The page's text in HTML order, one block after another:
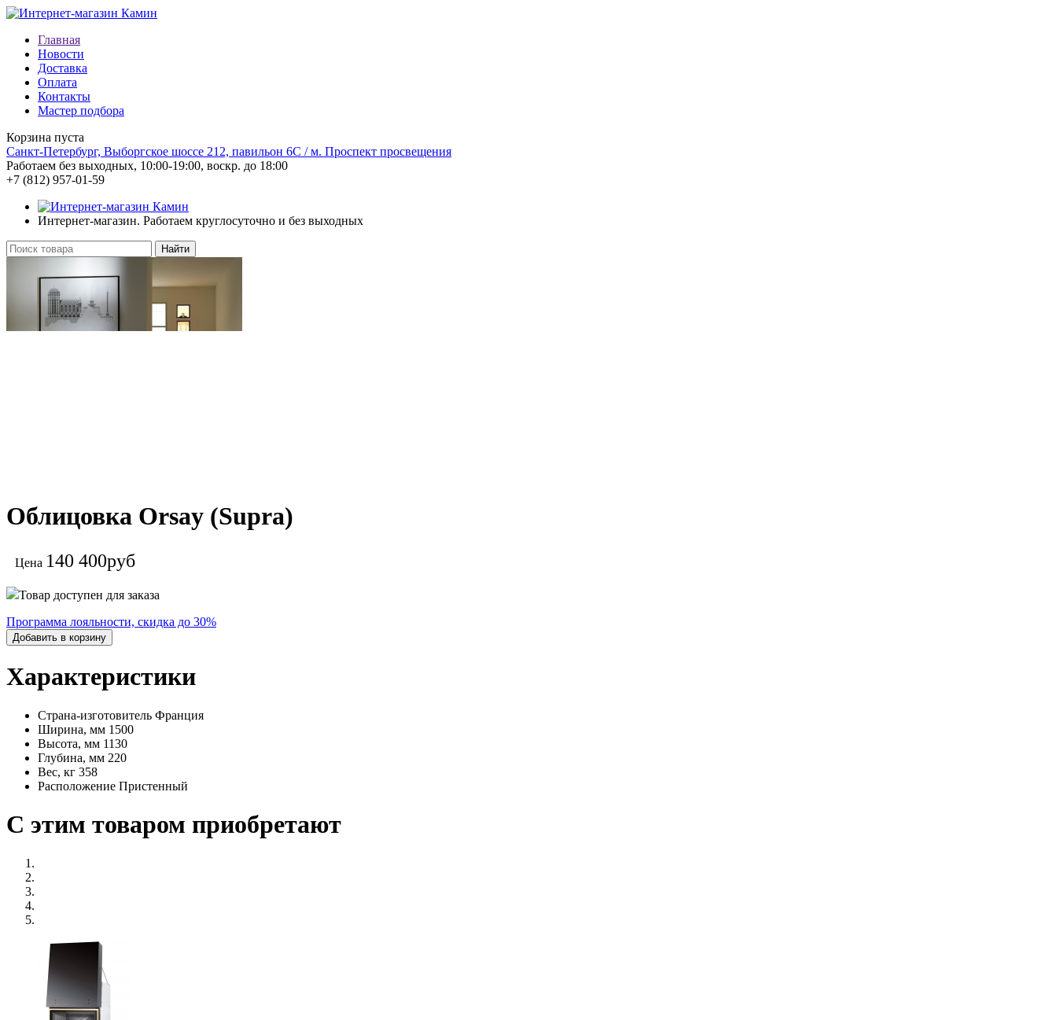
Главная
Новости
Доставка
Оплата
Контакты
Мастер подбора
Корзина пуста
Санкт-Петербург, Выборгское шоссе 212, павильон 6С / м. Проспект просвещения
Работаем без выходных, 10:00-19:00, воскр. до 18:00
+7 (812) 957-01-59
Интернет-магазин. Работаем круглосуточно и без выходных
Облицовка Orsay (Supra)
Цена 140 400руб
Товар доступен для заказа
Программа лояльности, скидка до 30%
Добавить в корзину
Характеристики
Страна-изготовитель Франция
Ширина, мм 1500
Высота, мм 1130
Глубина, мм 220
Вес, кг 358
Расположение Пристенный
С этим товаром приобретают